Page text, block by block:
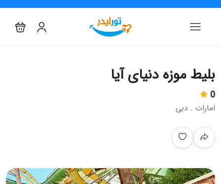
بلیط موزه دنیای آیا
0
امارات . دبی